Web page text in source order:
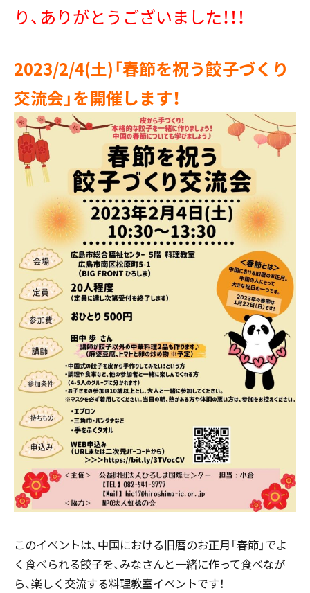
り、ありがとうございました！！！
2023/2/4(土)「春節を祝う餃子づくり
交流会」を開催します！
このイベントは、中国における旧暦のお正月「春節」でよ
く食べられる餃子を、みなさんと一緒に作って食べなが
ら、楽しく交流する料理教室イベントです！